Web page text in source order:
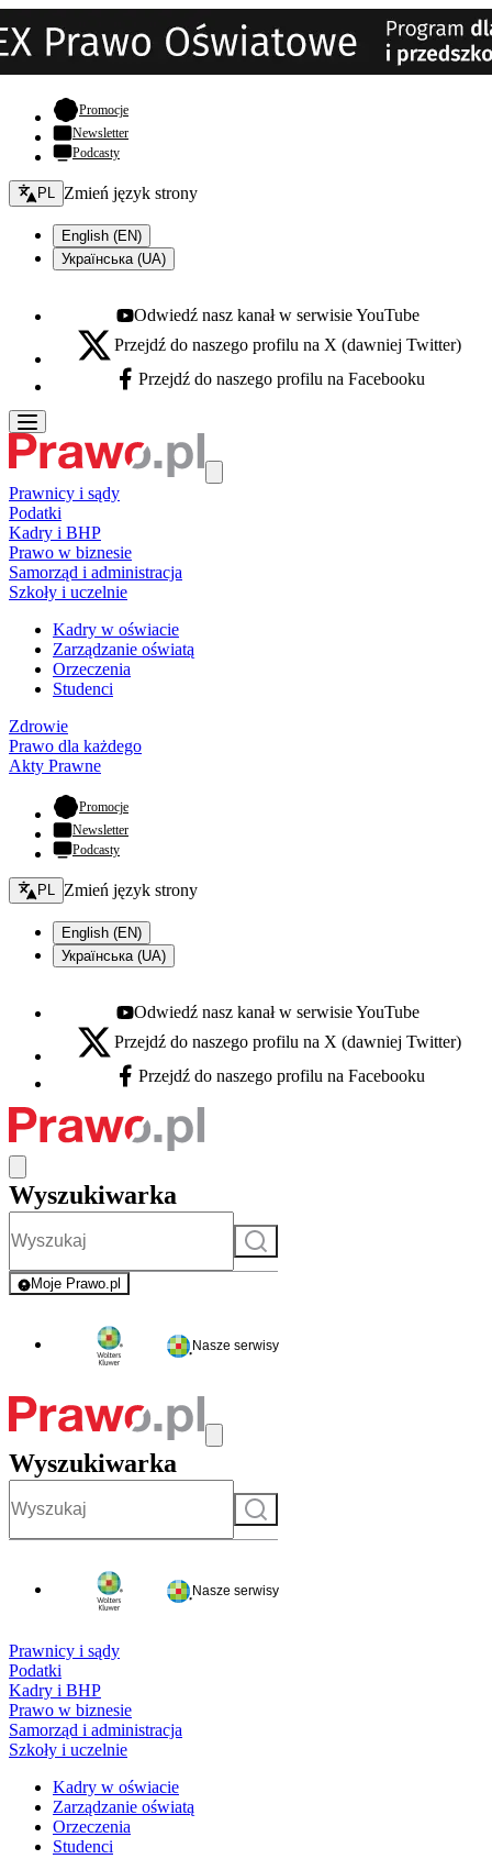
Promocje- otwiera się w nowej karcie
Newsletter
Podcasty
Zmień język - bieżący:
PL Zmień język strony
English (EN)
Українська (UA)
Youtube - otwiera się w nowej karcie
Odwiedź nasz kanał w serwisie YouTube
X - otwiera się w nowej karcie
Przejdź do naszego profilu na X (dawniej Twitter)
Facebook - otwiera się w nowej karcie
Przejdź do naszego profilu na Facebooku
Prawnicy i sądy
Podatki
Kadry i BHP
Prawo w biznesie
Samorząd i administracja
Szkoły i uczelnie
Kadry w oświacie
Zarządzanie oświatą
Orzeczenia
Studenci
Zdrowie
Prawo dla każdego
Akty Prawne
Promocje- otwiera się w nowej karcie
Newsletter
Podcasty
Zmień język - bieżący:
PL Zmień język strony
English (EN)
Українська (UA)
Youtube - otwiera się w nowej karcie
Odwiedź nasz kanał w serwisie YouTube
X - otwiera się w nowej karcie
Przejdź do naszego profilu na X (dawniej Twitter)
Facebook - otwiera się w nowej karcie
Przejdź do naszego profilu na Facebooku
Wyszukiwarka
Szukaj
Moje Prawo.pl
- rejestracja i logowanie do serwisu
Nasze serwisy
Wyszukiwarka
Szukaj
Nasze serwisy
Prawnicy i sądy
Podatki
Kadry i BHP
Prawo w biznesie
Samorząd i administracja
Szkoły i uczelnie
Kadry w oświacie
Zarządzanie oświatą
Orzeczenia
Studenci